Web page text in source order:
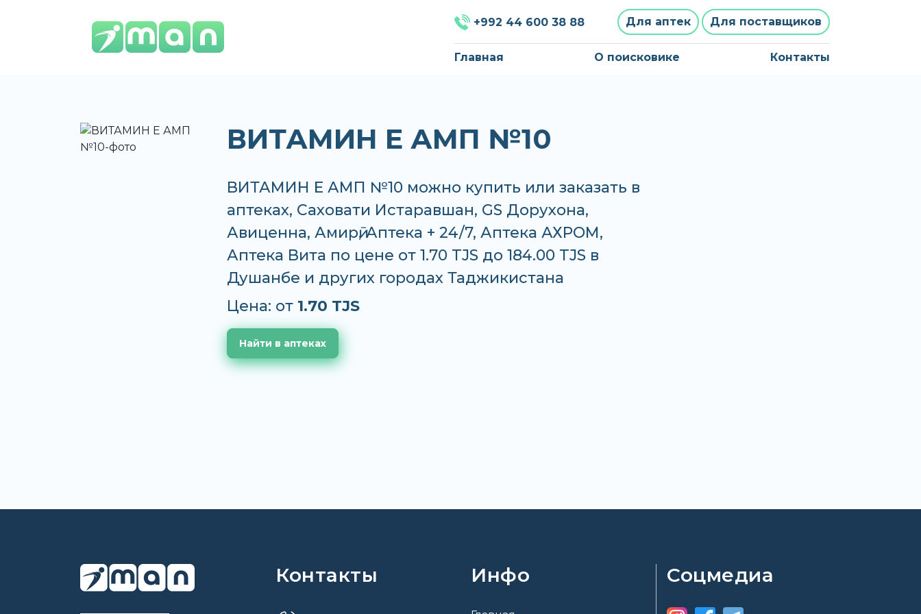
+992 44 600 38 88 Для аптек Для поставщиков
Главная О поисковике Контакты
ВИТАМИН Е АМП №10
ВИТАМИН Е АМП №10 можно купить или заказать в
аптеках, Саховати Истаравшан, GS Дорухона,
Авиценна, Амирӣ, Аптека + 24/7, Аптека АХРОМ,
Аптека Вита по цене от 1.70 TJS до 184.00 TJS в
Душанбе и других городах Таджикистана
Цена: от 1.70 TJS
Найти в аптеках
Контакты Инфо Соцмедиа